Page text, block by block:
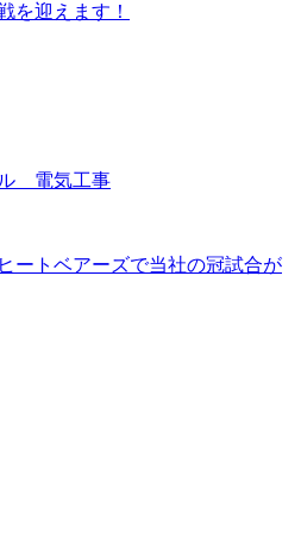
を迎えます！
電気工事
ートベアーズで当社の冠試合が